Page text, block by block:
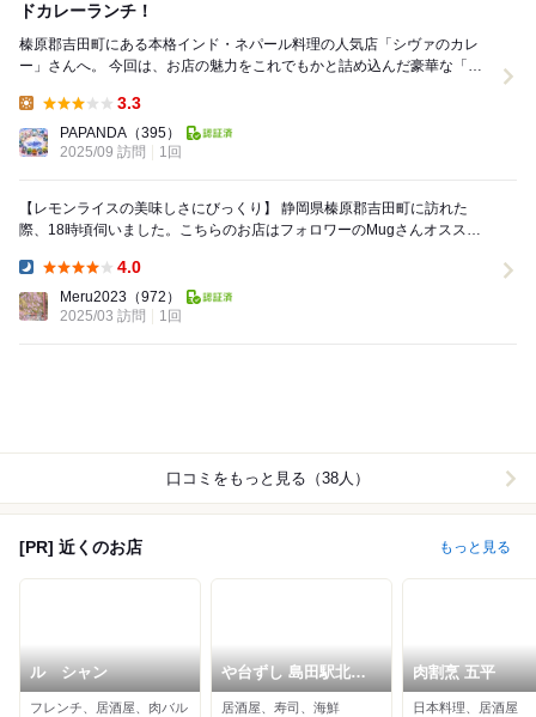
ドカレーランチ！
榛原郡吉田町にある本格インド・ネパール料理の人気店「シヴァのカレ
ー」さんへ。 今回は、お店の魅力をこれでもかと詰め込んだ豪華な「ス
3.3
PAPANDA （395）
2025/09 訪問
1回
【レモンライスの美味しさにびっくり】 静岡県榛原郡吉田町に訪れた
際、18時頃伺いました。こちらのお店はフォロワーのMugさんオススメ
4.0
Meru2023 （972）
2025/03 訪問
1回
口コミをもっと見る（38人）
[PR] 近くのお店 もっと見る
ル シャン
フレンチ、居酒屋、肉バル
や台ずし 島田駅北口
町
居酒屋、寿司、海鮮
肉割烹 五平
日本料理、居酒屋